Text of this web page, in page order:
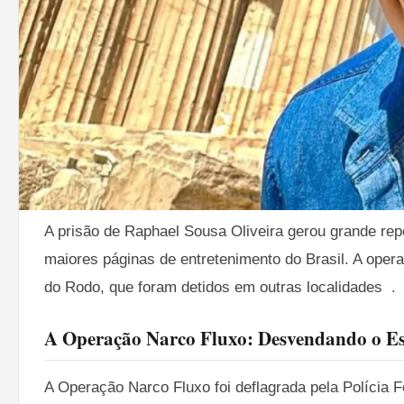
A prisão de Raphael Sousa Oliveira gerou grande
maiores páginas de entretenimento do Brasil. A
do Rodo, que foram detidos em outras localidades
.
A Operação Narco Fluxo: Desvendando o
A Operação Narco Fluxo foi deflagrada pela Polícia